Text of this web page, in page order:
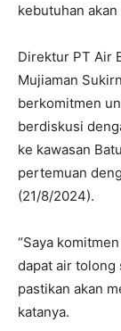
kebutuhan
Direktur PT Air
Mujiaman
berkomitmen
berdiskusi
ke kawasan
pertemuan
(21/8/2024).
“Saya
dapat air tolong
pastikan akan
katanya.